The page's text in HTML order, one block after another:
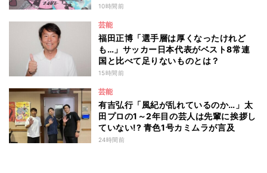
10時間前
芸能
福田正博「選手層は厚くなったけれど
も…」サッカー日本代表がベスト8常連
国と比べて足りないものとは？
15時間前
芸能
有吉弘行「風紀が乱れているのか…」太
田プロの1～2年目の芸人は先輩に挨拶し
ていない!? 青色1号カミムラが言及
24時間前